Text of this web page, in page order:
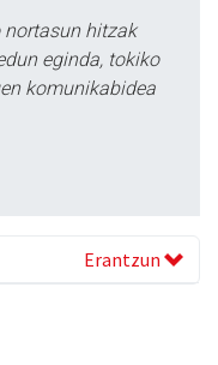
nortasun hitzak
eginda, tokiko
komunikabidea
Erantzun